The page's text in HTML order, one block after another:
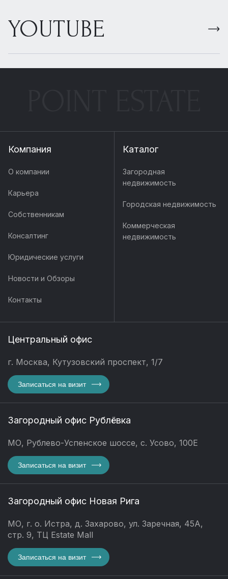
YOUTUBE
Компания
О компании
Карьера
Собственникам
Консалтинг
Юридические услуги
Новости и Обзоры
Контакты
Каталог
Загородная
недвижимость
Городская недвижимость
Коммерческая
недвижимость
Центральный офис
г. Москва, Кутузовский проспект, 1/7
Записаться на визит
Загородный офис Рублёвка
МО, Рублево-Успенское шоссе, с. Усово, 100Е
Записаться на визит
Загородный офис Новая Рига
МО, г. о. Истра, д. Захарово, ул. Заречная, 45А,
стр. 9, ТЦ Estate Mall
Записаться на визит